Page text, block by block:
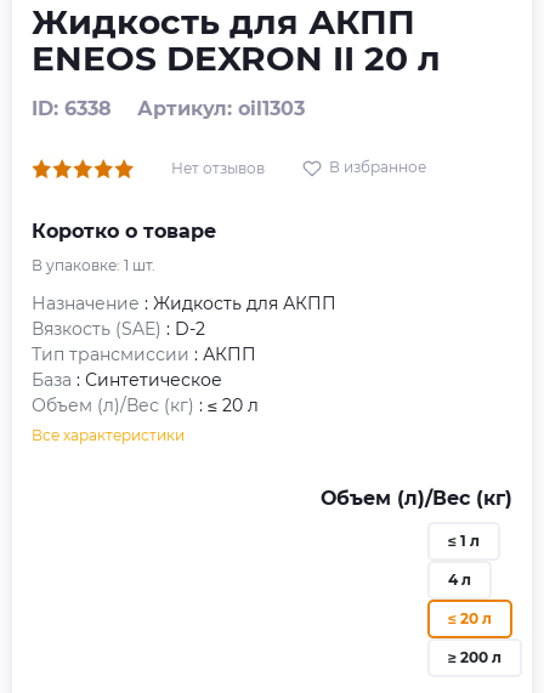
Жидкость для АКПП
ENEOS DEXRON II 20 л
ID: 6338 Артикул: oil1303
Нет отзывов В избранное
Коротко о товаре
В упаковке: 1 шт.
Назначение : Жидкость для АКПП
Вязкость (SAE) : D-2
Тип трансмиссии : АКПП
База : Синтетическое
Объем (л)/Вес (кг) : ≤ 20 л
Все характеристики
Объем (л)/Вес (кг)
≤ 1 л
4 л
≤ 20 л
≥ 200 л